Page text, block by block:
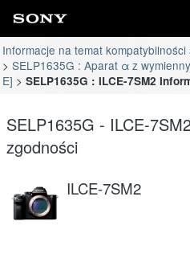
Informacje na temat
SELP1635G : Aparat α z
E]
SELP1635G : ILCE-7SM2
SELP1635G - ILCE-
zgodności
ILCE-7SM2